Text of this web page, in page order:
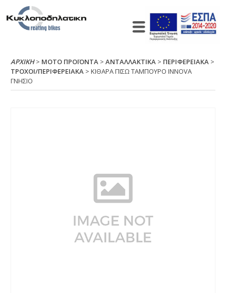
ΑΡΧΙΚΉ> ΜΟΤΟ ΠΡΟΪΟΝΤΑ >ΑΝΤΑΛΛΑΚΤΙΚΑ > ΠΕΡΙΦΕΡΕΙΑΚΑ >
ΤΡΟΧΟΙ/ΠΕΡΙΦΕΡΕΙΑΚΑ > ΚΙΘΑΡΑ ΠΙΣΩ ΤΑΜΠΟΥΡΟ ΙΝΝΟVΑ
ΓΝΗΣΙΟ